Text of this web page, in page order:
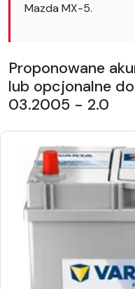
Mazda MX-5.
Proponowane
lub opcjonalne
03.2005 - 2.0